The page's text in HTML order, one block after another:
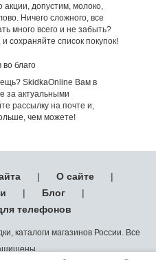
допустим, молоко,
Ничего сложного, все
много всего и не забыть?
сохраняйте список покупок!
во благо
SkidkaOnline Вам в
за актуальными
рассылку на почте и,
чем можете!
| О сайте
|
| Блог
|
телефонов
каталоги магазинов России. Все